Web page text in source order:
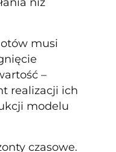
musi
–
realizacji ich
modelu
czasowe.